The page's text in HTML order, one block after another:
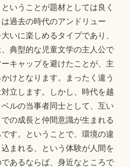
いうことが題材としては良く
過去の時代のアンドリュー
いに楽しめるタイプであり、
典型的な児童文学の主人公で
キャップを避けたことが、主
けとなります。まったく違う
立します。しかし、時代を越
ルの当事者同士として、互い
の成長と仲間意識が生まれる
す。ということで、環境の違
まれる、という体験が人間を
あるならば、身近なところで